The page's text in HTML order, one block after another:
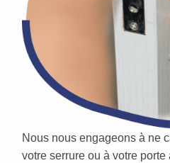
Nous nous engageons à ne
votre serrure ou à votre porte